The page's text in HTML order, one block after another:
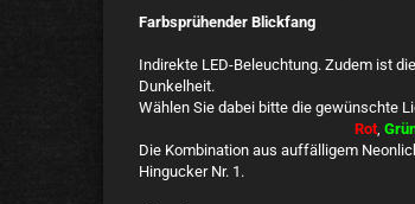
Farbsprühender Blickfang
Indirekte LED-Beleuchtung. Zudem ist
Dunkelheit.
Wählen Sie dabei bitte die gewünschte
Rot,
Die Kombination aus auffälligem
Hingucker Nr. 1.